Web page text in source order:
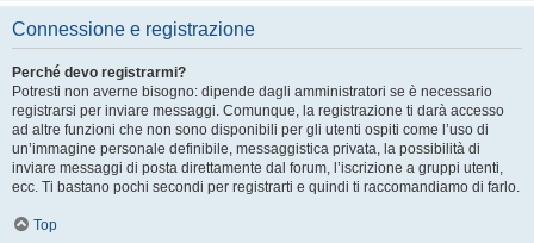
Connessione e registrazione
Perché devo registrarmi?
Potresti non averne bisogno: dipende dagli amministratori se è necessario
registrarsi per inviare messaggi. Comunque, la registrazione ti darà accesso
ad altre funzioni che non sono disponibili per gli utenti ospiti come l’uso di
un’immagine personale definibile, messaggistica privata, la possibilità di
inviare messaggi di posta direttamente dal forum, l’iscrizione a gruppi utenti,
ecc. Ti bastano pochi secondi per registrarti e quindi ti raccomandiamo di farlo.
Top